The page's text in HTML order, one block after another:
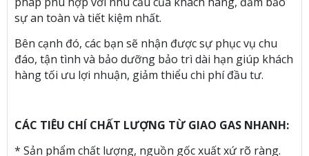
sự an toàn và tiết kiệm nhất.
Bên cạnh đó, các bạn sẽ nhận được sự phục vụ chu
đáo, tận tình và bảo dưỡng bảo trì dài hạn giúp khách
hàng tối ưu lợi nhuận, giảm thiểu chi phí đầu tư.
CÁC TIÊU CHÍ CHẤT LƯỢNG TỪ GIAO GAS NHANH:
* Sản phẩm chất lượng, nguồn gốc xuất xứ rõ ràng.